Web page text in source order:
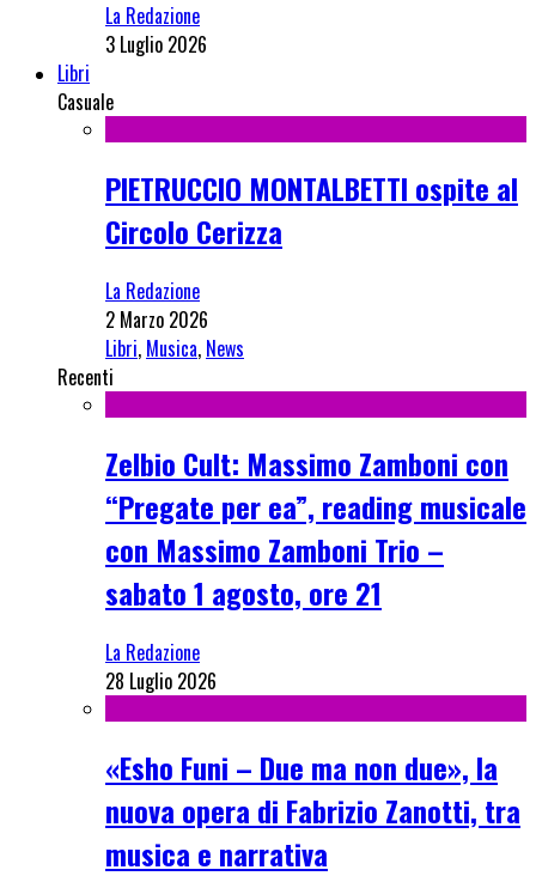
La Redazione
3 Luglio 2026
Libri
Casuale
PIETRUCCIO MONTALBETTI ospite al
Circolo Cerizza
La Redazione
2 Marzo 2026
Libri, Musica, News
Recenti
Zelbio Cult: Massimo Zamboni con
“Pregate per ea”, reading musicale
con Massimo Zamboni Trio –
sabato 1 agosto, ore 21
La Redazione
28 Luglio 2026
«Esho Funi – Due ma non due», la
nuova opera di Fabrizio Zanotti, tra
musica e narrativa